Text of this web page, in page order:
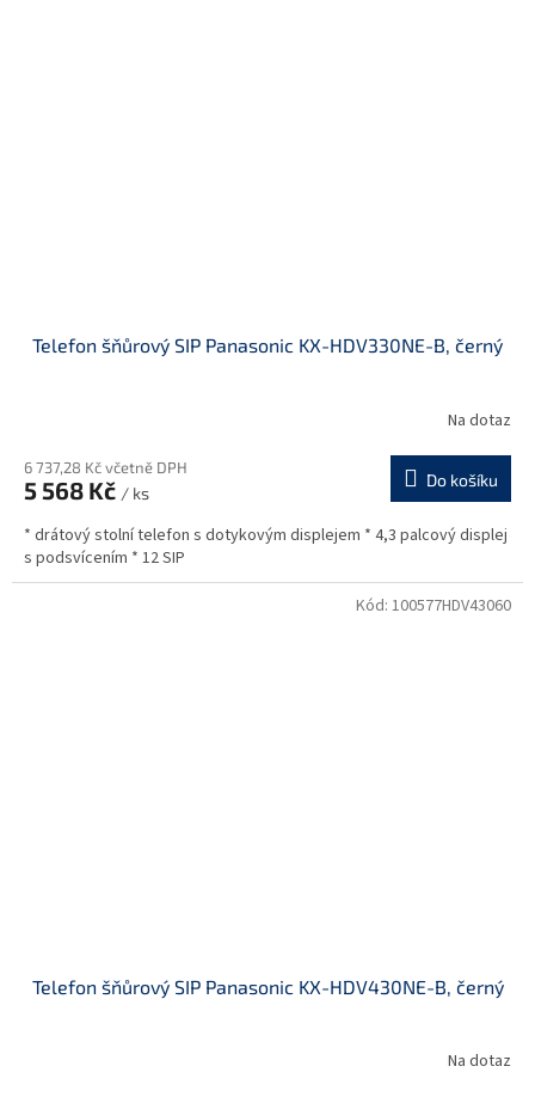
Telefon šňůrový SIP Panasonic KX-HDV330NE-B, černý
Na dotaz
6 737,28 Kč včetně DPH
5 568 Kč / ks
Do košíku
* drátový stolní telefon s dotykovým displejem * 4,3 palcový displej
s podsvícením * 12 SIP
Telefon šňůrový SIP Panasonic KX-HDV430NE-B, černý
Na dotaz
Kód: 100577HDV43060